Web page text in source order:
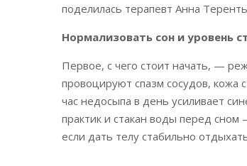
поделилась терапевт Анна
Нормализовать сон и уровень
Первое, с чего стоит начать, —
провоцируют спазм сосудов, кожа
час недосыпа в день усиливает
практик и стакан воды перед сном
если дать телу стабильно